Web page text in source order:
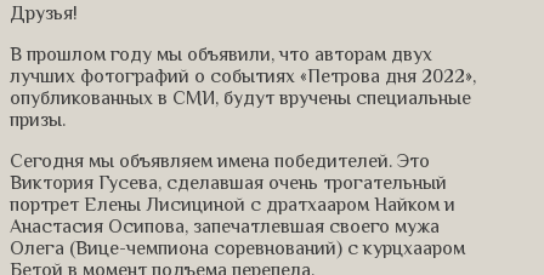
Друзья!
В прошлом году мы объявили, что авторам двух
лучших фотографий о событиях «Петрова дня 2022»,
опубликованных в СМИ, будут вручены специальные
призы.
Сегодня мы объявляем имена победителей. Это
Виктория Гусева, сделавшая очень трогательный
портрет Елены Лисициной с дратхааром Найком и
Анастасия Осипова, запечатлевшая своего мужа
Олега (Вице-чемпиона соревнований) с курцхааром
Бетой в момент подъема перепела.